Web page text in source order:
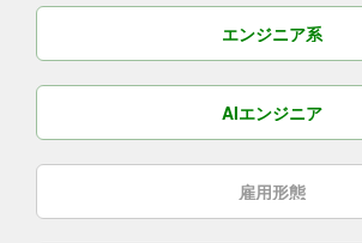
エンジニア系
AIエンジニア
雇用形態